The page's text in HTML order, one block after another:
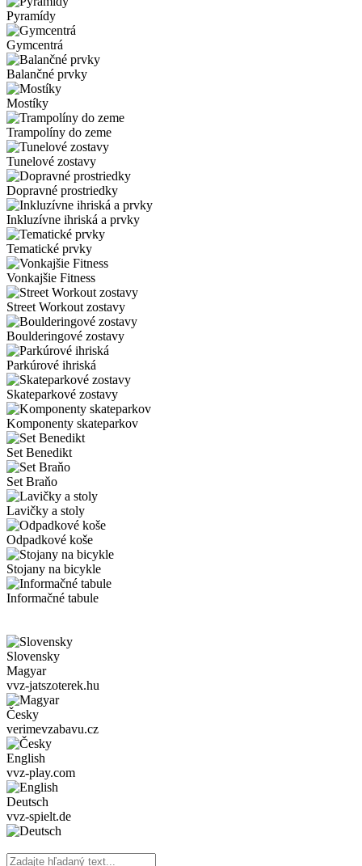
Pyramídy
Gymcentrá
Balančné prvky
Mostíky
Trampolíny do zeme
Tunelové zostavy
Dopravné prostriedky
Inkluzívne ihriská a prvky
Tematické prvky
Vonkajšie Fitness
Street Workout zostavy
Boulderingové zostavy
Parkúrové ihriská
Skateparkové zostavy
Komponenty skateparkov
Set Benedikt
Set Braňo
Lavičky a stoly
Odpadkové koše
Stojany na bicykle
Informačné tabule
Slovensky
Magyar
vvz-jatszoterek.hu
Česky
verimevzabavu.cz
English
vvz-play.com
Deutsch
vvz-spielt.de